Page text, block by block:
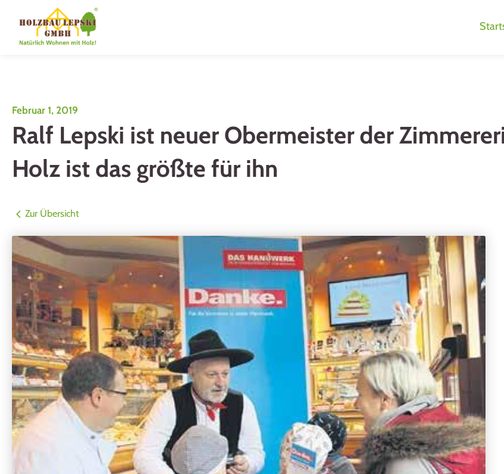
Februar 1, 2019
Ralf Lepski ist neuer Obermeister der
Holz ist das größte für ihn
Zur Übersicht